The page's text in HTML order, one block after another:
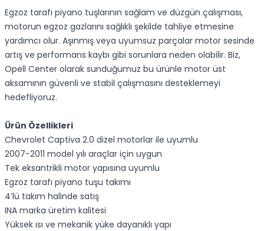
Egzoz tarafı piyano tuşlarının sağlam ve düzgün çalışması,
motorun egzoz gazlarını sağlıklı şekilde tahliye etmesine
yardımcı olur. Aşınmış veya uyumsuz parçalar motor sesinde
artış ve performans kaybı gibi sorunlara neden olabilir. Biz,
Opell Center olarak sunduğumuz bu ürünle motor üst
aksamının güvenli ve stabil çalışmasını desteklemeyi
hedefliyoruz.
Ürün Özellikleri
Chevrolet Captiva 2.0 dizel motorlar ile uyumlu
2007-2011 model yılı araçlar için uygun
Tek eksantrikli motor yapısına uyumlu
Egzoz tarafı piyano tuşu takımı
4’lü takım halinde satış
INA marka üretim kalitesi
Yüksek ısı ve mekanik yüke dayanıklı yapı